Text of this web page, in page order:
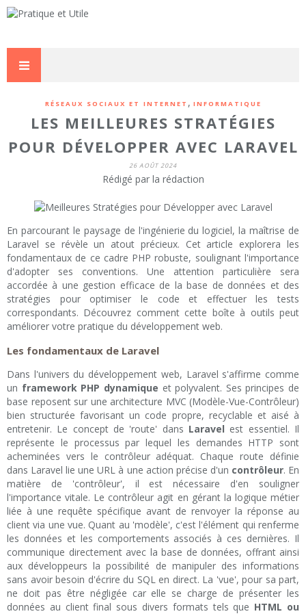
RÉSEAUX SOCIAUX ET INTERNET , INFORMATIQUE
LES MEILLEURES STRATÉGIES
POUR DÉVELOPPER AVEC LARAVEL
26 AOÛT 2024
Rédigé par la rédaction
En parcourant le paysage de l'ingénierie du logiciel, la maîtrise de
Laravel se révèle un atout précieux. Cet article explorera les
fondamentaux de ce cadre PHP robuste, soulignant l'importance
d'adopter ses conventions. Une attention particulière sera
accordée à une gestion efficace de la base de données et des
stratégies pour optimiser le code et effectuer les tests
correspondants. Découvrez comment cette boîte à outils peut
améliorer votre pratique du développement web.
Les fondamentaux de Laravel
Dans l'univers du développement web, Laravel s'affirme comme
un framework PHP dynamique et polyvalent. Ses principes de
base reposent sur une architecture MVC (Modèle-Vue-Contrôleur)
bien structurée favorisant un code propre, recyclable et aisé à
entretenir. Le concept de 'route' dans Laravel est essentiel. Il
représente le processus par lequel les demandes HTTP sont
acheminées vers le contrôleur adéquat. Chaque route définie
dans Laravel lie une URL à une action précise d'un contrôleur. En
matière de 'contrôleur', il est nécessaire d'en souligner
l'importance vitale. Le contrôleur agit en gérant la logique métier
liée à une requête spécifique avant de renvoyer la réponse au
client via une vue. Quant au 'modèle', c'est l'élément qui renferme
les données et les comportements associés à ces dernières. Il
communique directement avec la base de données, offrant ainsi
aux développeurs la possibilité de manipuler des informations
sans avoir besoin d'écrire du SQL en direct. La 'vue', pour sa part,
ne doit pas être négligée car elle se charge de présenter les
données au client final sous divers formats tels que HTML ou